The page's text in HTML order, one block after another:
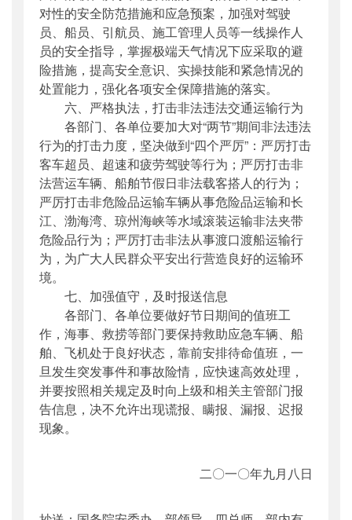
对性的安全防范措施和应急预案，加强对驾驶
员、船员、引航员、施工管理人员等一线操作人
员的安全指导，掌握极端天气情况下应采取的避
险措施，提高安全意识、实操技能和紧急情况的
处置能力，强化各项安全保障措施的落实。
六、严格执法，打击非法违法交通运输行为
各部门、各单位要加大对“两节”期间非法违法
行为的打击力度，坚决做到“四个严厉”：严厉打击
客车超员、超速和疲劳驾驶等行为；严厉打击非
法营运车辆、船舶节假日非法载客搭人的行为；
严厉打击非危险品运输车辆从事危险品运输和长
江、渤海湾、琼州海峡等水域滚装运输非法夹带
危险品行为；严厉打击非法从事渡口渡船运输行
为，为广大人民群众平安出行营造良好的运输环
境。
七、加强值守，及时报送信息
各部门、各单位要做好节日期间的值班工
作，海事、救捞等部门要保持救助应急车辆、船
舶、飞机处于良好状态，靠前安排待命值班，一
旦发生突发事件和事故险情，应快速高效处理，
并要按照相关规定及时向上级和相关主管部门报
告信息，决不允许出现谎报、瞒报、漏报、迟报
现象。
二〇一〇年九月八日